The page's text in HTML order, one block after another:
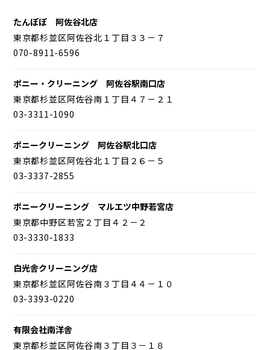
たんぽぽ 阿佐谷北店
東京都杉並区阿佐谷北１丁目３３－７
070-8911-6596
ポニー・クリーニング 阿佐谷駅南口店
東京都杉並区阿佐谷南１丁目４７－２１
03-3311-1090
ポニークリーニング 阿佐谷駅北口店
東京都杉並区阿佐谷北１丁目２６－５
03-3337-2855
ポニークリーニング マルエツ中野若宮店
東京都中野区若宮２丁目４２－２
03-3330-1833
白光舎クリーニング店
東京都杉並区阿佐谷南３丁目４４－１０
03-3393-0220
有限会社南洋舎
東京都杉並区阿佐谷南３丁目３－１８